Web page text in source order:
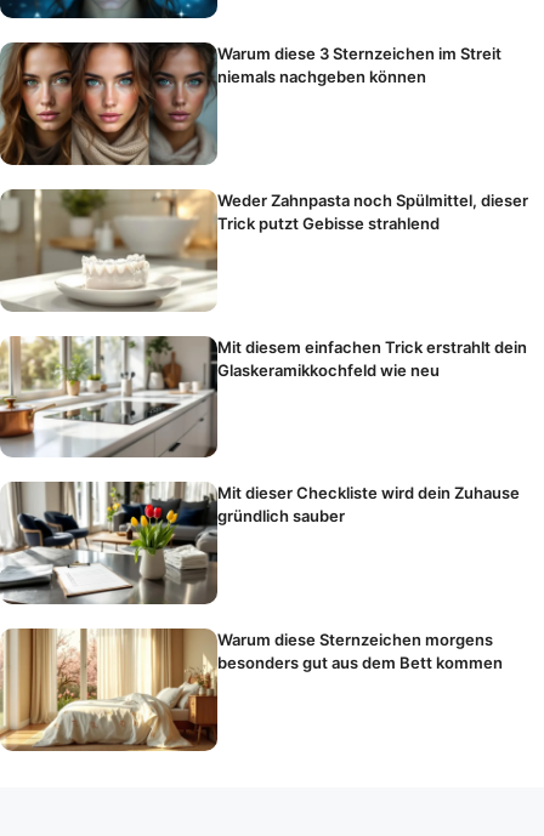
Warum diese 3 Sternzeichen im Streit
niemals nachgeben können
Weder Zahnpasta noch Spülmittel, dieser
Trick putzt Gebisse strahlend
Mit diesem einfachen Trick erstrahlt dein
Glaskeramikkochfeld wie neu
Mit dieser Checkliste wird dein Zuhause
gründlich sauber
Warum diese Sternzeichen morgens
besonders gut aus dem Bett kommen